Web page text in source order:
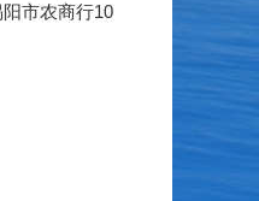
市农商行10